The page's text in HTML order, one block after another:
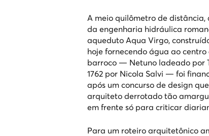
A meio quilômetro de distância,
da engenharia hidráulica
aqueduto Aqua Virgo,
hoje fornecendo água ao
barroco — Netuno ladeado por
1762 por Nicola Salvi — foi
após um concurso de design
arquiteto derrotado tão
em frente só para criticar
Para um roteiro arquitetônico